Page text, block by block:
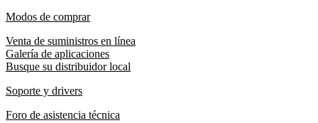
Modos de comprar
Venta de suministros en línea
Galería de aplicaciones
Busque su distribuidor local
Soporte y drivers
Foro de asistencia técnica